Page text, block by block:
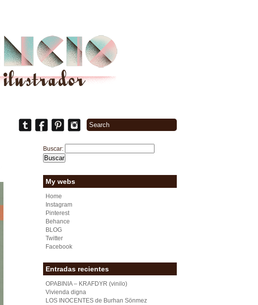
Buscar:
My webs
Home
Instagram
Pinterest
Behance
BLOG
Twitter
Facebook
Entradas recientes
OPABINIA – KRAFDYR (vinilo)
Vivienda digna
LOS INOCENTES de Burhan Sönmez